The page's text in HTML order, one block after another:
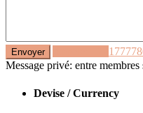
Message privé: entre membres
Devise / Currency